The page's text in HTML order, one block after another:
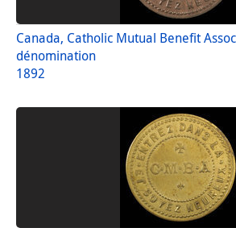
Canada, Catholic Mutual Benefit
dénomination
1892